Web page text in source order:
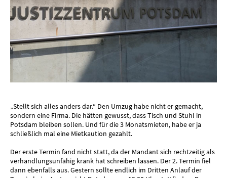
„Stellt sich alles anders dar.“ Den Umzug habe nicht er gemacht,
sondern eine Firma. Die hätten gewusst, dass Tisch und Stuhl in
Potsdam bleiben sollen. Und für die 3 Monatsmieten, habe er ja
schließlich mal eine Mietkaution gezahlt.
Der erste Termin fand nicht statt, da der Mandant sich rechtzeitig als
verhandlungsunfähig krank hat schreiben lassen. Der 2. Termin fiel
dann ebenfalls aus. Gestern sollte endlich im Dritten Anlauf der